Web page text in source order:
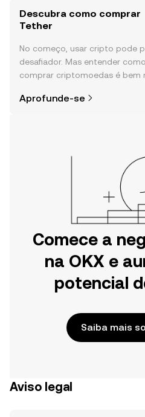
Descubra como comprar
Tether
No começo, usar cripto pode
desafiador. Mas entender como
comprar criptomoedas é bem
especialmente quando você já
Aprofunde-se
Comece a
na OKX e
potencial
Saiba mais
Aviso legal